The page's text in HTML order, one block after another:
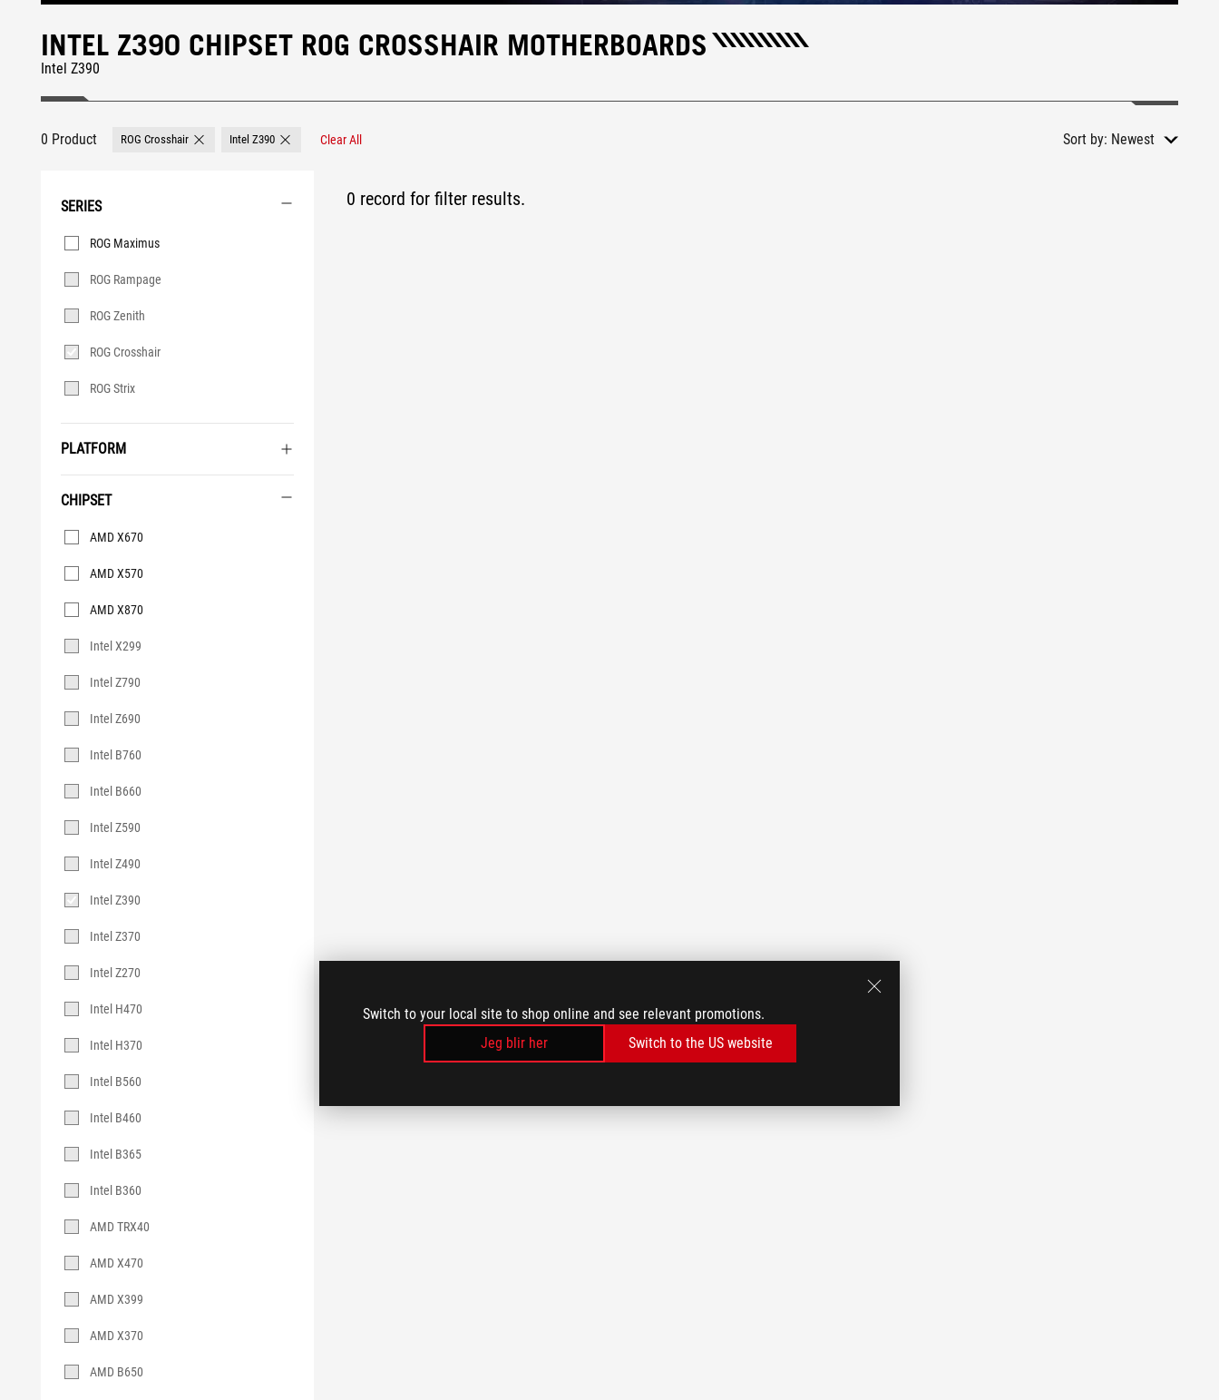
Switch to your local site to shop online and see relevant promotions.
Jeg blir her
Switch to the US website
INTEL Z390 CHIPSET ROG CROSSHAIR MOTHERBOARDS
Intel Z390
0 Product ROG Crosshair Remove ROG Crosshair
Intel Z390 Remove Intel Z390
Clear All Sort by: Newest
SERIES
Series
ROG Rampage
ROG Zenith
ROG Maximus
ROG Crosshair
ROG Strix
PLATFORM
CHIPSET
Chipset
Intel X299
Intel Z790
Intel Z690
Intel B760
Intel B660
Intel Z590
Intel Z490
Intel Z390
Intel Z370
Intel Z270
Intel H470
Intel H370
Intel B560
Intel B460
Intel B365
Intel B360
AMD TRX40
AMD X670
AMD X570
AMD X470
AMD X399
AMD X370
AMD B650
AMD X870
0 record for filter results.